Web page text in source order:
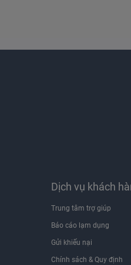
Cấu tạo máy hút
1/ Máy nén
Dịch vụ khách
Trung tâm trợ giúp
Báo cáo lạm dụng
Gửi khiếu nại
Chính sách & Quy định